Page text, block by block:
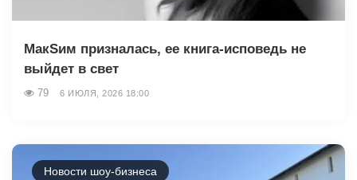
МакSим призналась, ее книга-исповедь не
выйдет в свет
79 6 ИЮЛЯ, 2026 18:00
Новости шоу-бизнеса